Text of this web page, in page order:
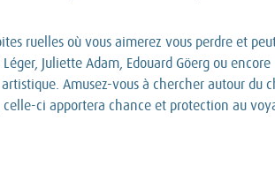
ruelles où vous aimerez vous perdre et
Juliette Adam, Edouard Göerg ou encore
Amusez-vous à chercher autour du
celle-ci apportera chance et protection au